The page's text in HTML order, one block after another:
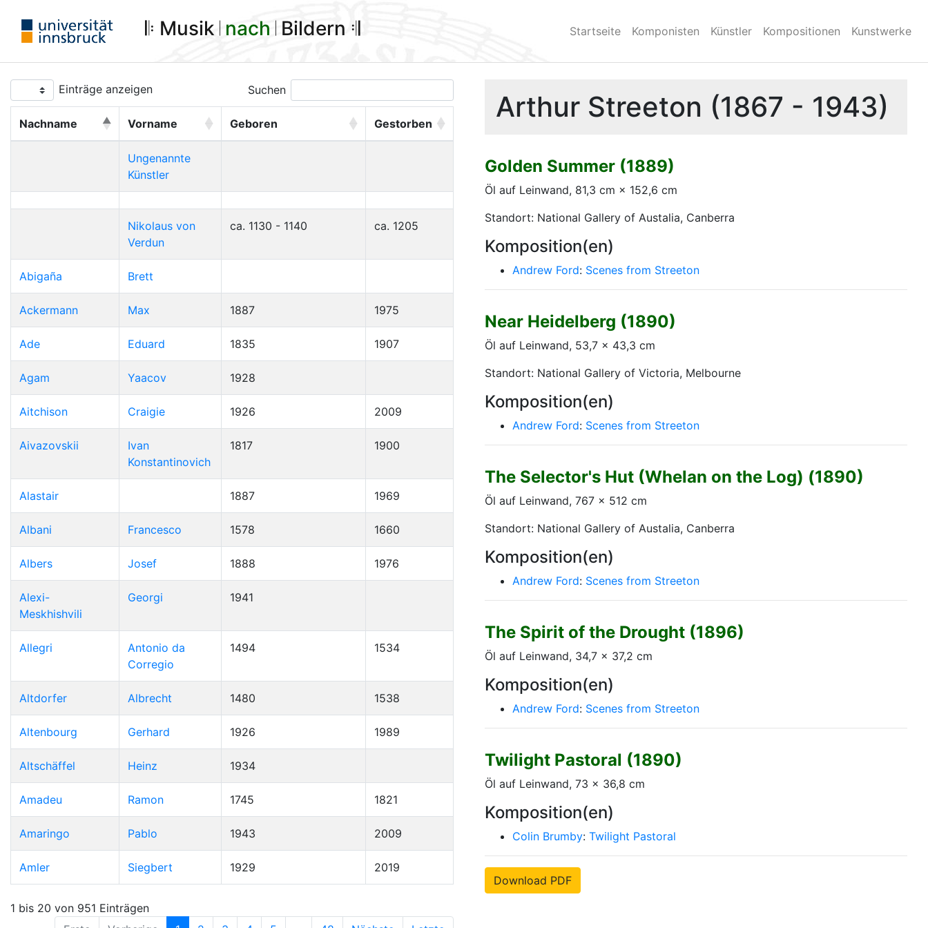
𝄆 Musik 𝄀 nach 𝄀 Bildern 𝄇 Startseite Komponisten Künstler Kompositionen Kunstwerke
Einträge anzeigen Suchen
Nachname Vorname Geboren Gestorben
Ungenannte
Künstler
Nikolaus von
Verdun
ca. 1130 - 1140 ca. 1205
Abigaña Brett
Ackermann Max 1887 1975
Ade Eduard 1835 1907
Agam Yaacov 1928
Aitchison Craigie 1926 2009
Aivazovskii
Ivan
Konstantinovich
1817 1900
Alastair 1887 1969
Albani Francesco 1578 1660
Albers Josef 1888 1976
Alexi-
Meskhishvili
Georgi 1941
Allegri
Antonio da
Corregio
1494 1534
Altdorfer Albrecht 1480 1538
Altenbourg Gerhard 1926 1989
Altschäffel Heinz 1934
Amadeu Ramon 1745 1821
Amaringo Pablo 1943 2009
Amler Siegbert 1929 2019
1 bis 20 von 951 Einträgen
Arthur Streeton (1867 - 1943)
Golden Summer (1889)
Öl auf Leinwand, 81,3 cm × 152,6 cm
Standort: National Gallery of Austalia, Canberra
Komposition(en)
Andrew Ford: Scenes from Streeton
Near Heidelberg (1890)
Öl auf Leinwand, 53,7 x 43,3 cm
Standort: National Gallery of Victoria, Melbourne
Komposition(en)
Andrew Ford: Scenes from Streeton
The Selector's Hut (Whelan on the Log) (1890)
Öl auf Leinwand, 767 x 512 cm
Standort: National Gallery of Austalia, Canberra
Komposition(en)
Andrew Ford: Scenes from Streeton
The Spirit of the Drought (1896)
Öl auf Leinwand, 34,7 x 37,2 cm
Komposition(en)
Andrew Ford: Scenes from Streeton
Twilight Pastoral (1890)
Öl auf Leinwand, 73 x 36,8 cm
Komposition(en)
Colin Brumby: Twilight Pastoral
Download PDF